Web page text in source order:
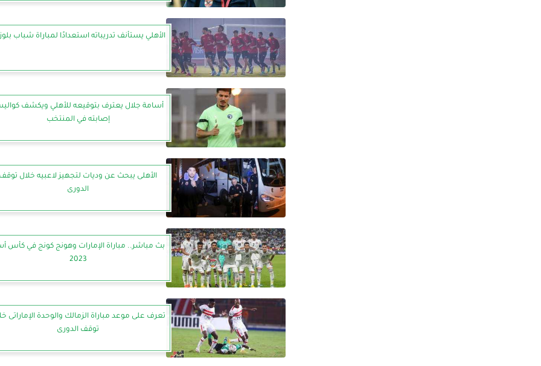
الأهلي يستأنف تدريباته استعدادًا لمباراة شباب
أسامة جلال يعترف بتوقيعه للأهلي ويكشف
إصابته في المنتخب
الأهلى يبحث عن وديات لتجهيز لاعبيه خلال توقف
الدورى
بث مباشر.. مباراة الإمارات وهونج كونج في كأس
2023
تعرف على موعد مباراة الزمالك والوحدة الإماراتى
توقف الدورى